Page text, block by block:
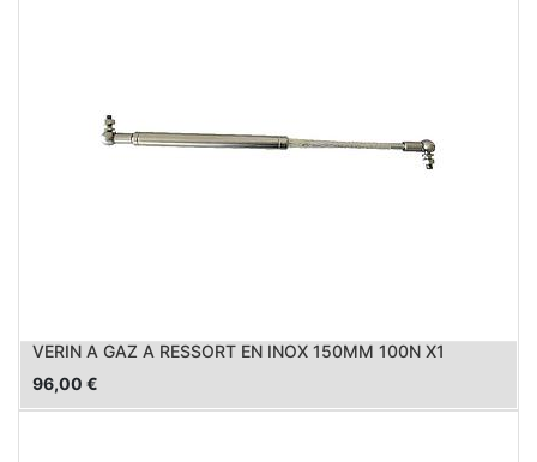
VERIN A GAZ A RESSORT EN INOX 150MM 100N X1
96,00 €